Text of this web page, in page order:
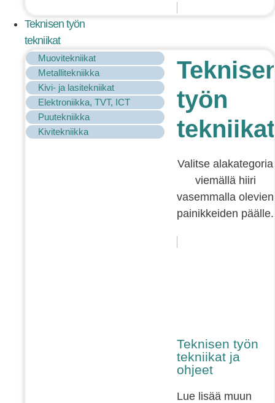
Teknisen työn
tekniikat
Muovitekniikat
Metallitekniikka
Kivi- ja lasitekniikat
Elektroniikka, TVT, ICT
Puutekniikka
Kivitekniikka
työn
tekniikat
Valitse alakategoria
viemällä hiiri
vasemmalla olevien
painikkeiden päälle.
Teknisen työn
tekniikat ja
ohjeet
Lue lisää muun